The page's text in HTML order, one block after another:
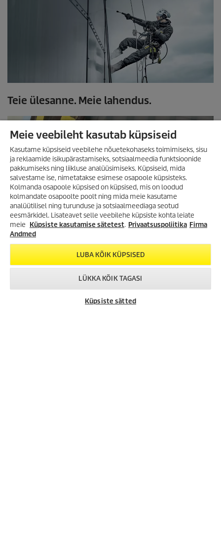
VÕIMALUS SÄÄSTA
SUUREMALT KUI VAREM!
tolmuimejad, tekstiilipesurid ja
palju muud!
TUTVU KAMPAANIA
TOOTEVALIKUGA!
Teie ülesanne. Meie lahendus.
Meie peamine edasiviiv jõud: teie.
KÄRCHER
ESINDUSED
Meie veebileht kasutab küpsiseid
Kasutame küpsiseid veebilehe nõuetekohaseks toimimiseks, sisu
ja reklaamide isikupärastamiseks, sotsiaalmeedia funktsioonide
pakkumiseks ning liikluse analüüsimiseks. Küpsiseid, mida
salvestame ise, nimetatakse esimese osapoole küpsisteks.
Kolmanda osapoole küpsised on küpsised, mis on loodud
kolmandate osapoolte poolt ning mida meie kasutame
analüütilisel ning turunduse ja sotsiaalmeediaga seotud
eesmärkidel. Lisateavet selle veebilehe küpsiste kohta leiate
meie Küpsiste kasutamise sätetest. Privaatsuspoliitika Firma
Andmed
LUBA KÕIK KÜPSISED
LÜKKA KÕIK TAGASI
Küpsiste sätted